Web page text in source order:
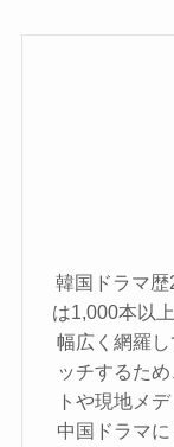
韓国ドラマ
は1,000本以
幅広く網羅
ッチするた
トや現地メ
中国ドラマ